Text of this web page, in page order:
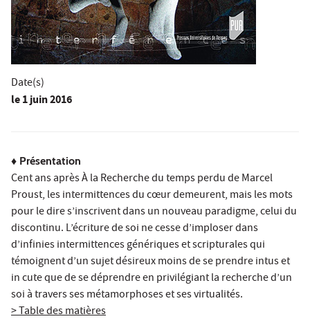
Date(s)
le1 juin 2016
♦ Présentation
Cent ans après À la Recherche du temps perdu de Marcel
Proust, les intermittences du cœur demeurent, mais les mots
pour le dire s’inscrivent dans un nouveau paradigme, celui du
discontinu. L’écriture de soi ne cesse d’imploser dans
d’infinies intermittences génériques et scripturales qui
témoignent d’un sujet désireux moins de se prendre intus et
in cute que de se déprendre en privilégiant la recherche d’un
soi à travers ses métamorphoses et ses virtualités.
> Table des matières